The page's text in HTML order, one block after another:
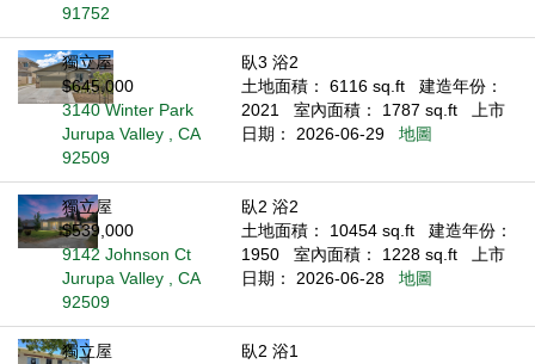
91752
獨立屋
$645,000
3140 Winter Park
Jurupa Valley , CA
92509
臥3 浴2
土地面積： 6116 sq.ft
建造年份：
2021
室內面積： 1787 sq.ft
上市
日期： 2026-06-29
地圖
獨立屋
$539,000
9142 Johnson Ct
Jurupa Valley , CA
92509
臥2 浴2
土地面積： 10454 sq.ft
建造年份：
1950
室內面積： 1228 sq.ft
上市
日期： 2026-06-28
地圖
獨立屋
臥2 浴1